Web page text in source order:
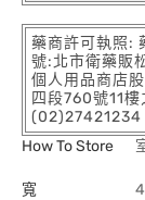
藥商許可執照:
號:北市衛藥販
個人用品商店
四段760號11
(02)27421234
How To Store
寬 4